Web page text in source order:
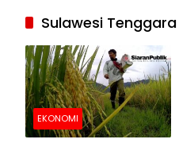
Sulawesi Tenggara
EKONOMI